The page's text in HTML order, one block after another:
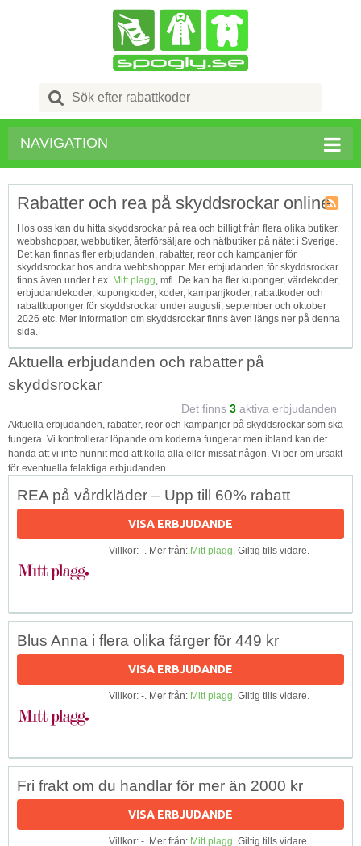
Search
for:
NAVIGATION
Tagg
RSS
Rabatter och rea på skyddsrockar online
Hos oss kan du hitta skyddsrockar på rea och billigt från flera olika butiker,
webbshoppar, webbutiker, återförsäljare och nätbutiker på nätet i Sverige.
Det kan finnas fler erbjudanden, rabatter, reor och kampanjer för
skyddsrockar hos andra webbshoppar. Mer erbjudanden för skyddsrockar
finns även under t.ex. Mitt plagg, mfl. De kan ha fler kuponger, värdekoder,
erbjudandekoder, kupongkoder, koder, kampanjkoder, rabattkoder och
rabattkuponger för skyddsrockar under augusti, september och oktober
2026 etc. Mer information om skyddsrockar finns även längs ner på denna
sida.
Aktuella erbjudanden och rabatter på
skyddsrockar
Det finns 3 aktiva erbjudanden
Aktuella erbjudanden, rabatter, reor och kampanjer på skyddsrockar som ska
fungera. Vi kontrollerar löpande om koderna fungerar men ibland kan det
hända att vi inte hunnit med att kolla alla eller missat någon. Vi ber om ursäkt
för eventuella felaktiga erbjudanden.
REA på vårdkläder – Upp till 60% rabatt
VISA ERBJUDANDE
Villkor: -. Mer från: Mitt plagg. Giltig tills vidare.
Blus Anna i flera olika färger för 449 kr
VISA ERBJUDANDE
Villkor: -. Mer från: Mitt plagg. Giltig tills vidare.
Fri frakt om du handlar för mer än 2000 kr
VISA ERBJUDANDE
Villkor: -. Mer från: Mitt plagg. Giltig tills vidare.